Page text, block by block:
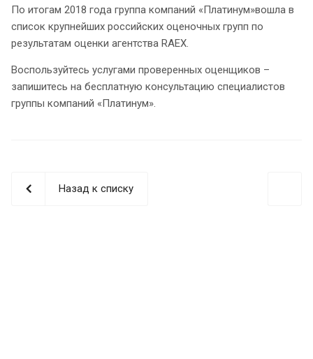
По итогам 2018 года группа компаний «Платинум»вошла в
список крупнейших российских оценочных групп по
результатам оценки агентства RAEX.
Воспользуйтесь услугами проверенных оценщиков –
запишитесь на бесплатную консультацию специалистов
группы компаний «Платинум».
Назад к списку